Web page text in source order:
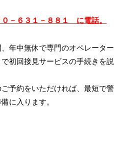
－６３１－８８１ に電話。
年中無休で専門のオペレーター
初回接見サービスの手続きを説
予約をいただければ、最短で警
に入ります。